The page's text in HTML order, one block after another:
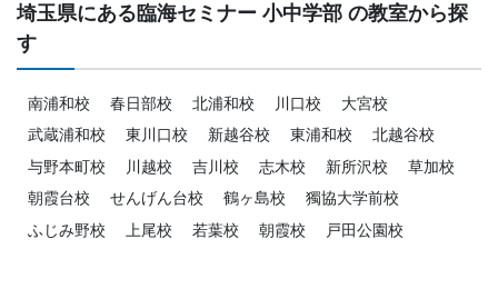
埼玉県にある臨海セミナー 小中学部 の教室から探
す
南浦和校 春日部校 北浦和校 川口校
大宮校
武蔵浦和校
東川口校 新越谷校 東浦和校
北越谷校
与野本町校
川越校 吉川校 志木校 新所沢校
草加校
朝霞台校
せんげん台校 鶴ヶ島校
獨協大学前校
ふじみ野校
上尾校 若葉校 朝霞校 戸田公園校